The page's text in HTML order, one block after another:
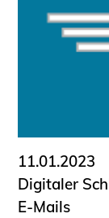
11.01.2023
Digitaler
E-Mails